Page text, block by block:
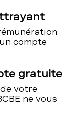
compte
gratuite
votre
ne vous